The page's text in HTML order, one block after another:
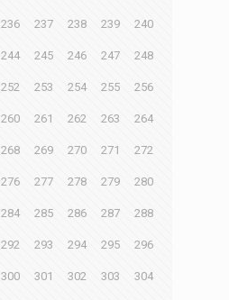
236 237 238 239 240
244 245 246 247 248
252 253 254 255 256
260 261 262 263 264
268 269 270 271 272
276 277 278 279 280
284 285 286 287 288
292 293 294 295 296
300 301 302 303 304